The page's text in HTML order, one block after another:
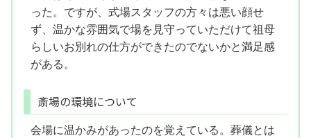
った。ですが、式場スタッフの方々は悪い顔せ
ず、温かな雰囲気で場を見守っていただけて祖母
らしいお別れの仕方ができたのでないかと満足感
がある。
斎場の環境について
会場に温かみがあったのを覚えている。葬儀とは